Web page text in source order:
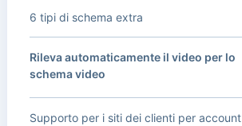
6 tipi di schema extra
Rileva automaticamente il video per lo
schema video
Supporto per i siti dei clienti per account